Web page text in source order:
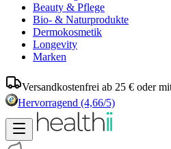
Beauty & Pflege
Bio- & Naturprodukte
Dermokosmetik
Longevity
Marken
Versandkostenfrei ab 25 € oder
Hervorragend (4,66/5)